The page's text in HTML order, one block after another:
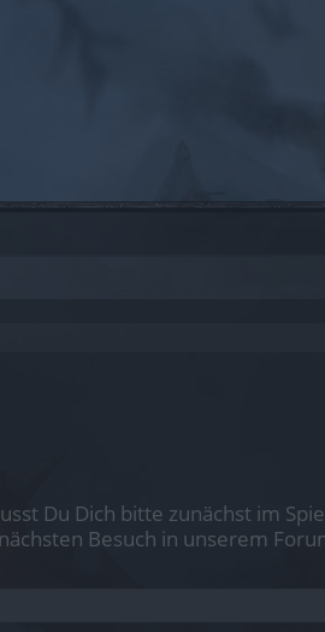
Du Dich bitte zunächst im
Besuch in unserem